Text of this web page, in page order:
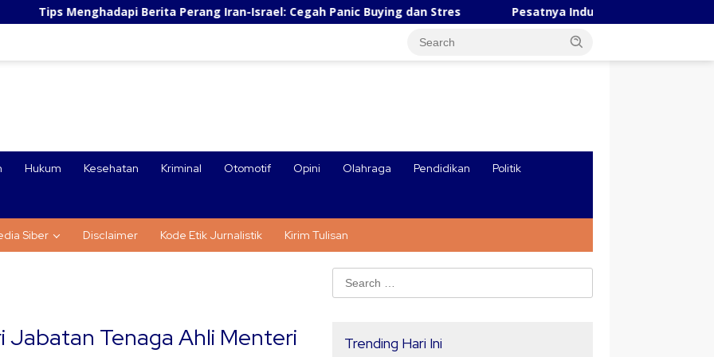
Berita Perang Iran-Israel: Cegah Panic Buying dan Stres Pesatnya Industri AI Tiongkok, Robot Ungguli
Hukum Kesehatan Kriminal Otomotif Opini Olahraga Pendidikan Politik
Siber Disclaimer Kode Etik Jurnalistik Kirim Tulisan
Jabatan Tenaga Ahli Menteri
Search
for:
Trending Hari Ini